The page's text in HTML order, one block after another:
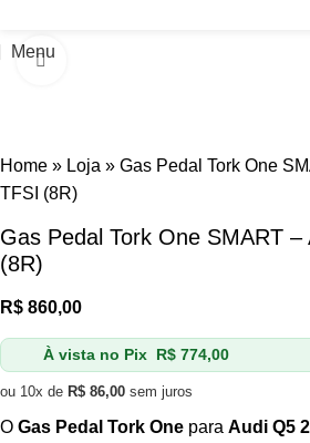
Menu
Home » Loja » Gas Pedal Tork One
TFSI (8R)
Gas Pedal Tork One SMART –
(8R)
R$ 860,00
À vista no Pix R$774,00
ou 10x de R$ 86,00 sem juros
O Gas Pedal Tork One para Audi Q5